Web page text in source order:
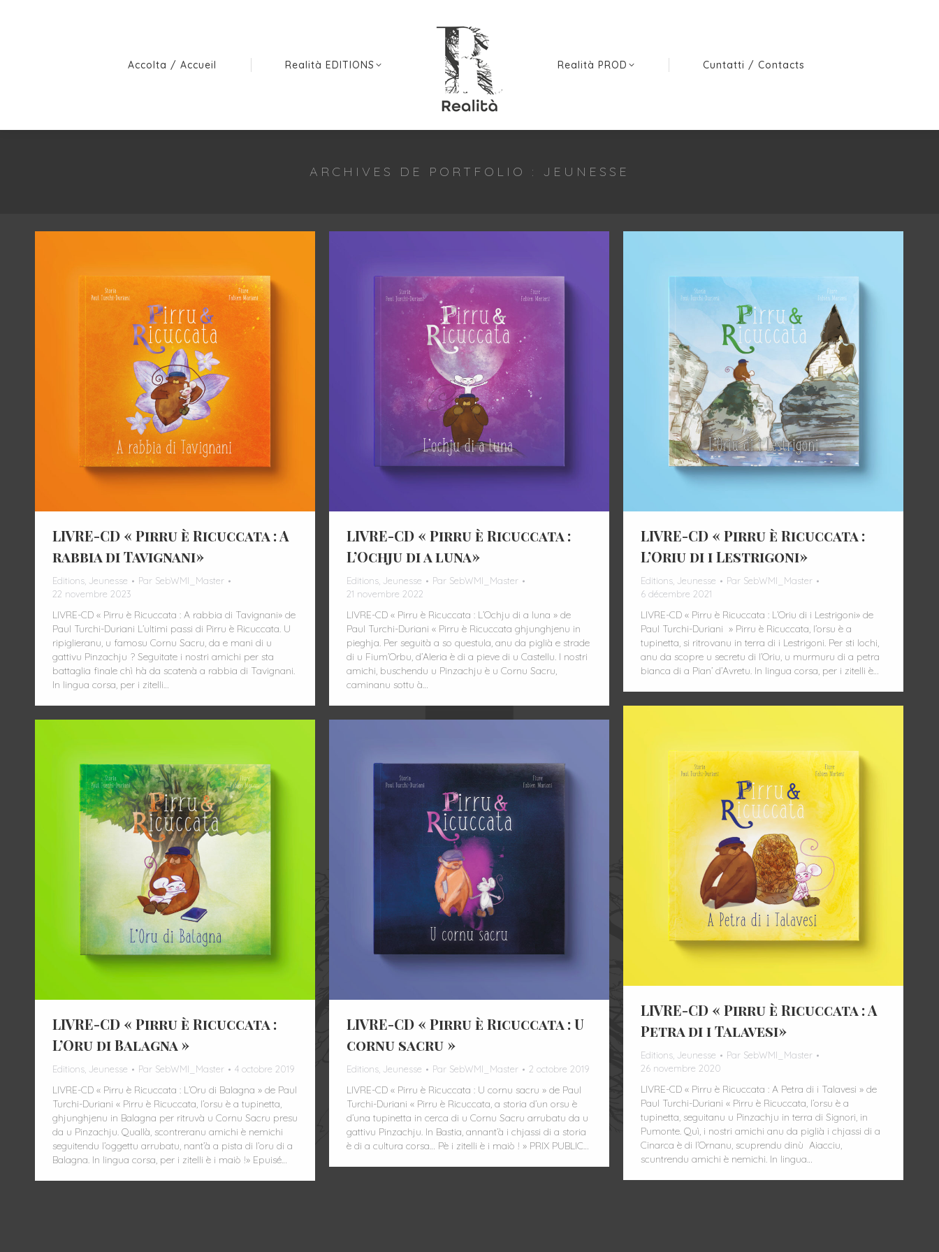
Accolta / Accueil Realità EDITIONS Realità PROD Cuntatti / Contacts
ARCHIVES DE PORTFOLIO : JEUNESSE
LIVRE-CD « Pirru è Ricuccata : A
rabbia di Tavignani»
Editions Jeunesse Par SebWMI_Master
22 novembre 2023
LIVRE-CD « Pirru è Ricuccata : A rabbia di Tavignani» de
Paul Turchi-Duriani L’ultimi passi di Pirru è Ricuccata. U
ripiglieranu, u famosu Cornu Sacru, da e mani di u
gattivu Pinzachju ? Seguitate i nostri amichi per sta
battaglia finale chì hà da scatenà a rabbia di Tavignani.
In lingua corsa, per i zitelli…
LIVRE-CD « Pirru è Ricuccata :
L’Ochju di a luna»
Editions Jeunesse Par SebWMI_Master
21 novembre 2022
LIVRE-CD « Pirru è Ricuccata : L’Ochju di a luna » de
Paul Turchi-Duriani « Pirru è Ricuccata ghjunghjenu in
pieghja. Per seguità a so questula, anu da piglià e strade
di u Fium’Orbu, d’Aleria è di a pieve di u Castellu. I nostri
amichi, buschendu u Pinzachju è u Cornu Sacru,
caminanu sottu à…
LIVRE-CD « Pirru è Ricuccata :
L’Oriu di i Lestrigoni»
Editions Jeunesse Par SebWMI_Master
6 décembre 2021
LIVRE-CD « Pirru è Ricuccata : L’Oriu di i Lestrigoni» de
Paul Turchi-Duriani » Pirru è Ricuccata, l’orsu è a
tupinetta, si ritrovanu in terra di i Lestrigoni. Per sti lochi,
anu da scopre u secretu di l’Oriu, u murmuru di a petra
bianca di a Pian’ d’Avretu. In lingua corsa, per i zitelli è…
LIVRE-CD « Pirru è Ricuccata : A
Petra di i Talavesi»
Editions Jeunesse Par SebWMI_Master
26 novembre 2020
LIVRE-CD « Pirru è Ricuccata : A Petra di i Talavesi » de
Paul Turchi-Duriani « Pirru è Ricuccata, l’orsu è a
tupinetta, seguitanu u Pinzachju in terra di Signori, in
Pumonte. Quì, i nostri amichi anu da piglià i chjassi di a
Cinarca è di l’Ornanu, scuprendu dinù Aiacciu,
scuntrendu amichi è nemichi. In lingua…
LIVRE-CD « Pirru è Ricuccata :
L’Oru di Balagna »
Editions Jeunesse Par SebWMI_Master 4 octobre 2019
LIVRE-CD « Pirru è Ricuccata : L’Oru di Balagna » de Paul
Turchi-Duriani « Pirru è Ricuccata, l’orsu è a tupinetta,
ghjunghjenu in Balagna per ritruvà u Cornu Sacru presu
da u Pinzachju. Quallà, scontreranu amichi è nemichi
seguitendu l’oggettu arrubatu, nant’à a pista di l’oru di a
Balagna. In lingua corsa, per i zitelli è i maiò !» Epuisé…
LIVRE-CD « Pirru è Ricuccata : U
cornu sacru »
Editions Jeunesse Par SebWMI_Master 2 octobre 2019
LIVRE-CD « Pirru è Ricuccata : U cornu sacru » de Paul
Turchi-Duriani « Pirru è Ricuccata, a storia d’un orsu è
d’una tupinetta in cerca di u Cornu Sacru arrubatu da u
gattivu Pinzachju. In Bastia, annant’à i chjassi di a storia
è di a cultura corsa… Pè i zitelli è i maiò ! » PRIX PUBLIC…